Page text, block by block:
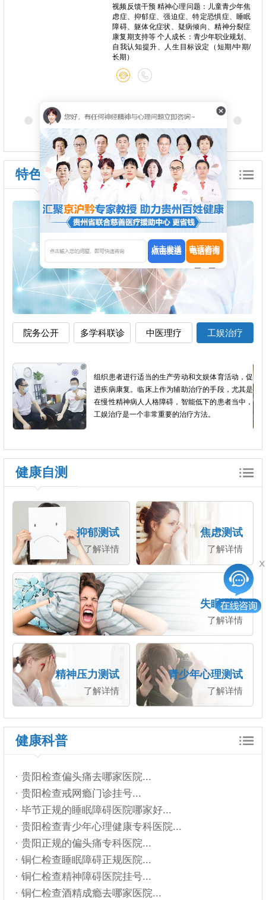
视频反馈干预 精神心理问题：儿童青少年焦
虑症、抑郁症、强迫症、特定恐惧症、睡眠
障碍、躯体化症状、疑病倾向、精神分裂症
康复期支持等 个人成长：青少年职业规划、
自我认知提升、人生目标设定（短期/中期/
长期）
特色诊疗
院务公开 多学科联诊 中医理疗 工娱治疗
组织患者进行适当的生产劳动和文娱体育活动，促
进疾病康复。临床上作为辅助治疗的手段，尤其是
在慢性精神病人人格障碍，智能低下的患者当中，
工娱治疗是一个非常重要的治疗方法。
健康自测
抑郁测试
了解详情
焦虑测试
了解详情
失眠测试
了解详情
精神压力测试
了解详情
青少年心理测试
了解详情
健康科普
· 贵阳检查偏头痛去哪家医院...
· 贵阳检查戒网瘾门诊挂号...
· 毕节正规的睡眠障碍医院哪家好...
· 贵阳检查青少年心理健康专科医院...
· 贵阳正规的偏头痛专科医院...
· 铜仁检查睡眠障碍正规医院...
· 铜仁检查精神障碍医院挂号...
· 铜仁检查酒精成瘾去哪家医院...
点击发送 电话咨询